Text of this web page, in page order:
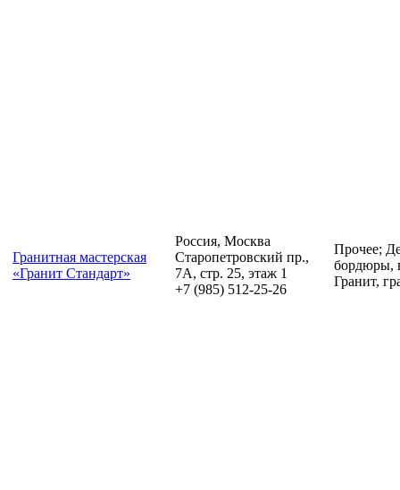
Гранитная мастерская
«Гранит Стандарт»
Россия, Москва
Старопетровский пр.,
7А, стр. 25, этаж 1
+7 (985) 512-25-26
Прочее;
бордюры,
Гранит,